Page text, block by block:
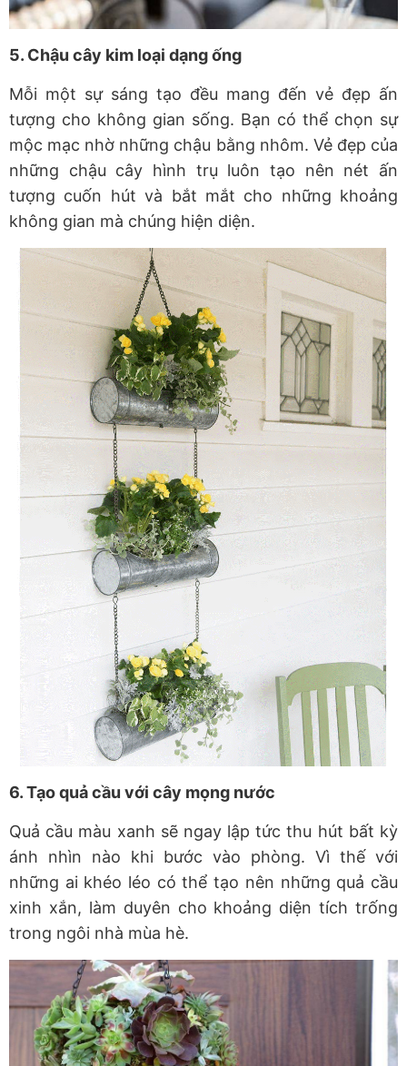
5. Chậu cây kim loại dạng ống
Mỗi một sự sáng tạo đều mang đến vẻ đẹp ấn
tượng cho không gian sống. Bạn có thể chọn sự
mộc mạc nhờ những chậu bằng nhôm. Vẻ đẹp của
những chậu cây hình trụ luôn tạo nên nét ấn
tượng cuốn hút và bắt mắt cho những khoảng
không gian mà chúng hiện diện.
6. Tạo quả cầu với cây mọng nước
Quả cầu màu xanh sẽ ngay lập tức thu hút bất kỳ
ánh nhìn nào khi bước vào phòng. Vì thế với
những ai khéo léo có thể tạo nên những quả cầu
xinh xắn, làm duyên cho khoảng diện tích trống
trong ngôi nhà mùa hè.